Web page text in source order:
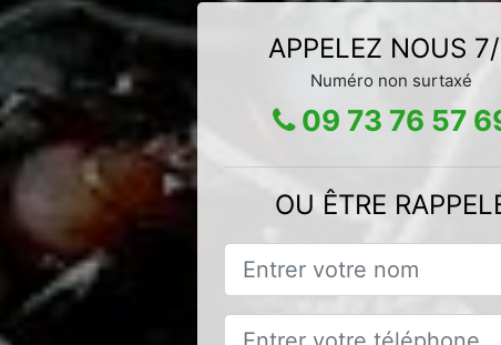
APPELEZ NOUS
Numéro non surtaxé
09 73 76 57
OU ÊTRE